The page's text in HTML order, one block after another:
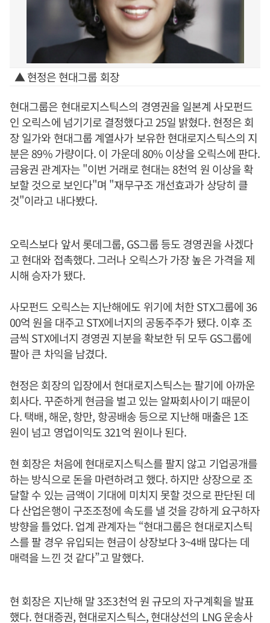
▲ 현정은 현대그룹 회장
현대그룹은 현대로지스틱스의 경영권을 일본계 사모펀드
인 오릭스에 넘기기로 결정했다고 25일 밝혔다. 현정은 회
장 일가와 현대그룹 계열사가 보유한 현대로지스틱스의 지
분은 89% 가량이다. 이 가운데 80% 이상을 오릭스에 판다.
금융권 관계자는 "이번 거래로 현대는 8천억 원 이상을 확
보할 것으로 보인다"며 "재무구조 개선효과가 상당히 클
것"이라고 내다봤다.
오릭스보다 앞서 롯데그룹, GS그룹 등도 경영권을 사겠다
고 현대와 접촉했다. 그러나 오릭스가 가장 높은 가격을 제
시해 승자가 됐다.
사모펀드 오릭스는 지난해에도 위기에 처한 STX그룹에 36
00억 원을 대주고 STX에너지의 공동주주가 됐다. 이후 조
금씩 STX에너지 경영권 지분을 확보한 뒤 모두 GS그룹에
팔아 큰 차익을 남겼다.
현정은 회장의 입장에서 현대로지스틱스는 팔기에 아까운
회사다. 꾸준하게 현금을 벌고 있는 알짜회사이기 때문이
다. 택배, 해운, 항만, 항공배송 등으로 지난해 매출은 1조
원이 넘고 영업이익도 321억 원이나 된다.
현 회장은 처음에 현대로지스틱스를 팔지 않고 기업공개를
하는 방식으로 돈을 마련하려고 했다. 하지만 상장으로 조
달할 수 있는 금액이 기대에 미치지 못할 것으로 판단된 데
다 산업은행이 구조조정에 속도를 낼 것을 강하게 요구하자
방향을 틀었다. 업계 관계자는 “현대그룹은 현대로지스틱
스를 팔 경우 유입되는 현금이 상장보다 3~4배 많다는 데
매력을 느낀 것 같다”고 말했다.
현 회장은 지난해 말 3조3천억 원 규모의 자구계획을 발표
했다. 현대증권, 현대로지스틱스, 현대상선의 LNG 운송사